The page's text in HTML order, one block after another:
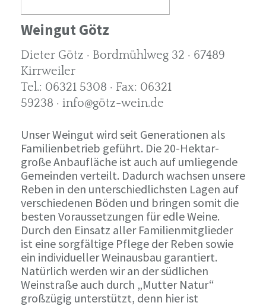
Weingut Götz
Dieter Götz · Bordmühlweg 32 · 67489
Kirrweiler
Tel.: 06321 5308 · Fax: 06321
59238 · info@götz-wein.de
Unser Weingut wird seit Generationen als
Familienbetrieb geführt. Die 20-Hektar-
große Anbaufläche ist auch auf umliegende
Gemeinden verteilt. Dadurch wachsen unsere
Reben in den unterschiedlichsten Lagen auf
verschiedenen Böden und bringen somit die
besten Voraussetzungen für edle Weine.
Durch den Einsatz aller Familienmitglieder
ist eine sorgfältige Pflege der Reben sowie
ein individueller Weinausbau garantiert.
Natürlich werden wir an der südlichen
Weinstraße auch durch „Mutter Natur“
großzügig unterstützt, denn hier ist